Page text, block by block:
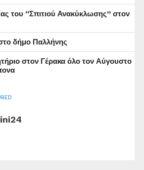
του “Σπιτιού Ανακύκλωσης” στον
στο δήμο Παλλήνης
στον Γέρακα όλο τον Αύγουστο